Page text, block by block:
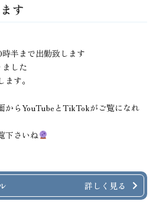
す
半まで出勤致します
した
す。
からYouTubeとTikTokがご覧になれ
下さいね
詳しく見る